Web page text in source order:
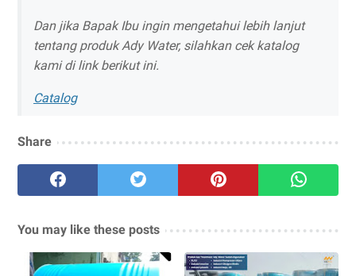
Dan jika Bapak Ibu ingin mengetahui lebih lanjut
tentang produk Ady Water, silahkan cek katalog
kami di link berikut ini.
Catalog
Share
You may like these posts